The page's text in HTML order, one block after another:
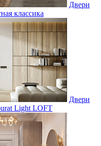
Двери
классика
Двери
Light LOFT